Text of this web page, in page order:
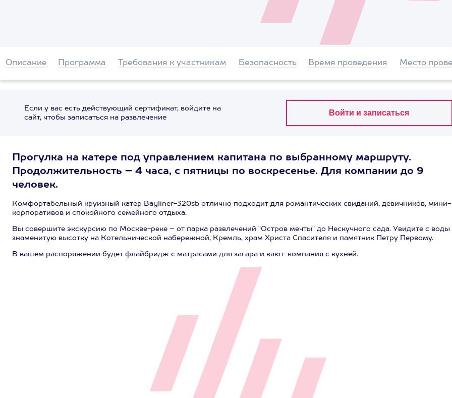
Описание Программа Требования к участникам Безопасность Время проведения Место
Если у вас есть действующий сертификат, войдите на
сайт, чтобы записаться на развлечение
Прогулка на катере под управлением капитана по выбранному маршруту.
Продолжительность – 4 часа, с пятницы по воскресенье. Для компании до 9
человек.
Комфортабельный круизный катер Bayliner-320sb отлично подходит для романтических свиданий, девичников, мини-
корпоративов и спокойного семейного отдыха.
Вы совершите экскурсию по Москве-реке – от парка развлечений "Остров мечты" до Нескучного сада. Увидите с воды
знаменитую высотку на Котельнической набережной, Кремль, храм Христа Спасителя и памятник Петру Первому.
В вашем распоряжении будет флайбридж с матрасами для загара и кают-компания с кухней.